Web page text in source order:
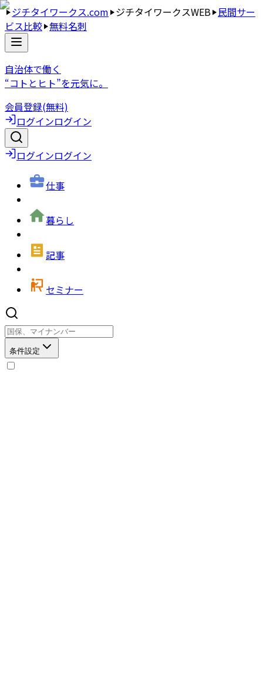
ジチタイワークス.com ジチタイワークスWEB 民間サー
ビス比較 無料名刺
自治体で働く
“コトとヒト”を元気に。
会員登録(無料)
ログインログイン
ログインログイン
仕事
暮らし
記事
セミナー
条件設定